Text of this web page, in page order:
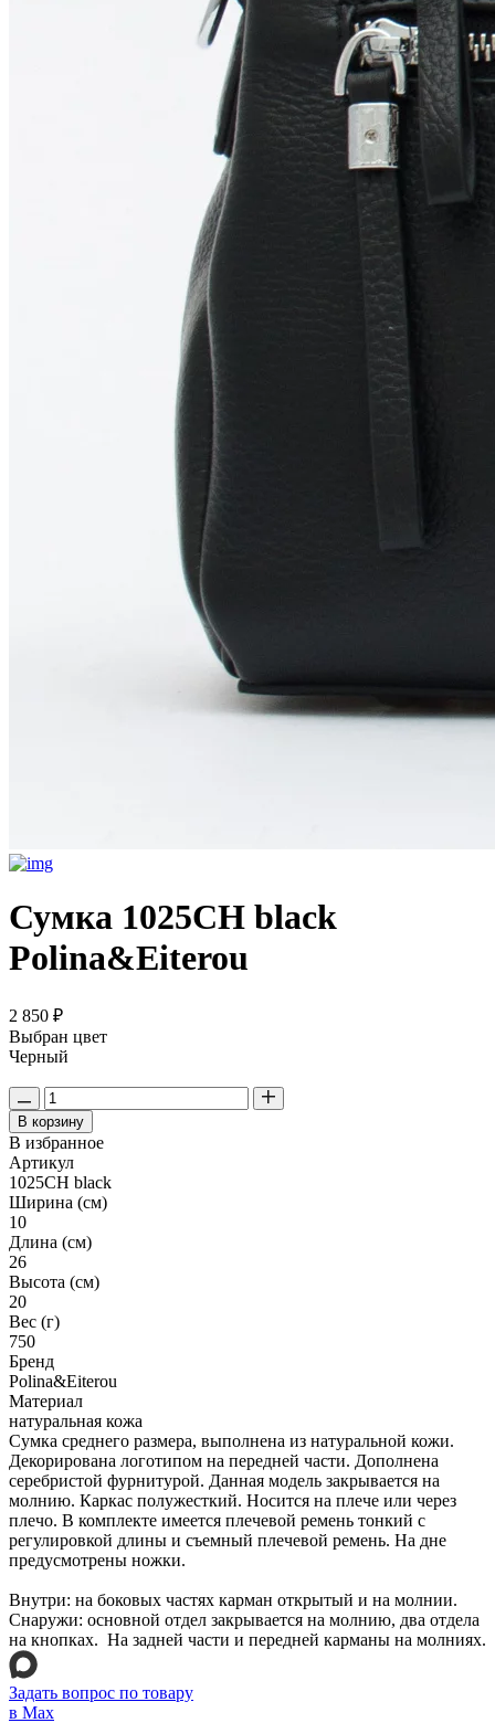
Сумка 1025CH black
Polina&Eiterou
2 850 ₽
Выбран цвет
Черный
В корзину
В избранное
Артикул
1025CH black
Ширина (см)
10
Длина (см)
26
Высота (см)
20
Вес (г)
750
Бренд
Polina&Eiterou
Материал
натуральная кожа
Сумка среднего размера, выполнена из натуральной кожи.
Декорирована логотипом на передней части. Дополнена
серебристой фурнитурой. Данная модель закрывается на
молнию. Каркас полужесткий. Носится на плече или через
плечо. В комплекте имеется плечевой ремень тонкий с
регулировкой длины и съемный плечевой ремень. На дне
предусмотрены ножки.
Внутри: на боковых частях карман открытый и на молнии.
Снаружи: основной отдел закрывается на молнию, два отдела
на кнопках. На задней части и передней карманы на молниях.
Задать вопрос по товару
в Max